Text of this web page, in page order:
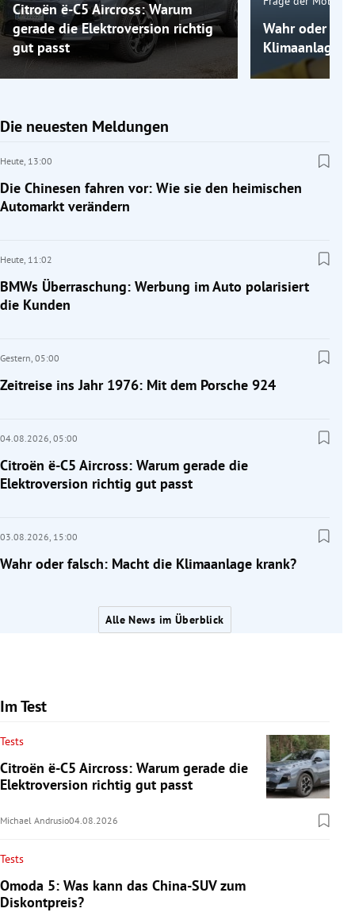
Citroën ë-C5 Aircross: Warum
gerade die Elektroversion richtig
gut passt
Wahr oder
Klimaanlage
Die neuesten Meldungen
Heute, 13:00
Die Chinesen fahren vor: Wie sie den heimischen
Automarkt verändern
Heute, 11:02
BMWs Überraschung: Werbung im Auto polarisiert
die Kunden
Gestern, 05:00
Zeitreise ins Jahr 1976: Mit dem Porsche 924
04.08.2026, 05:00
Citroën ë-C5 Aircross: Warum gerade die
Elektroversion richtig gut passt
03.08.2026, 15:00
Wahr oder falsch: Macht die Klimaanlage krank?
Alle News im Überblick
Im Test
Tests
Citroën ë-C5 Aircross: Warum gerade die
Elektroversion richtig gut passt
Michael Andrusio04.08.2026
Tests
Omoda 5: Was kann das China-SUV zum
Diskontpreis?